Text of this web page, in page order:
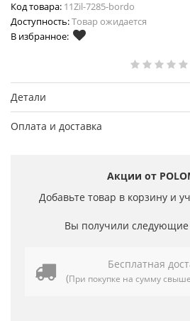
Код товара: 11Zil-7285-bordo
Доступность:Товар ожидается
В избранное:
Детали
Оплата и доставка
Акции от
Добавьте товар в корзину и
Вы получили следующие
Бесплатная
(При покупке на сумму